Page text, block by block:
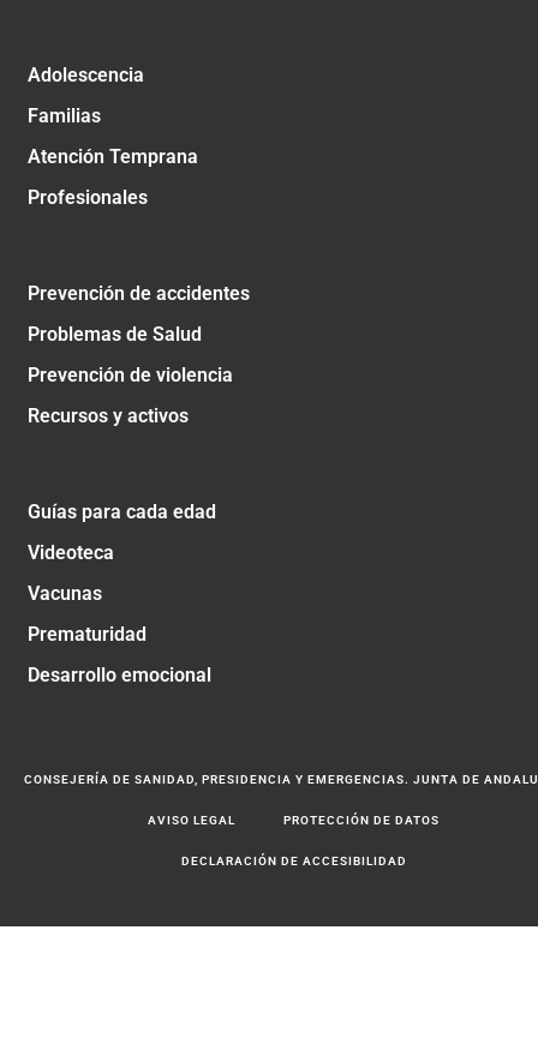
Adolescencia
Familias
Atención Temprana
Profesionales
Prevención de accidentes
Problemas de Salud
Prevención de violencia
Recursos y activos
Guías para cada edad
Videoteca
Vacunas
Prematuridad
Desarrollo emocional
CONSEJERÍA DE SANIDAD, PRESIDENCIA Y EMERGENCIAS. JUNTA DE
AVISO LEGAL PROTECCIÓN DE DATOS
DECLARACIÓN DE ACCESIBILIDAD